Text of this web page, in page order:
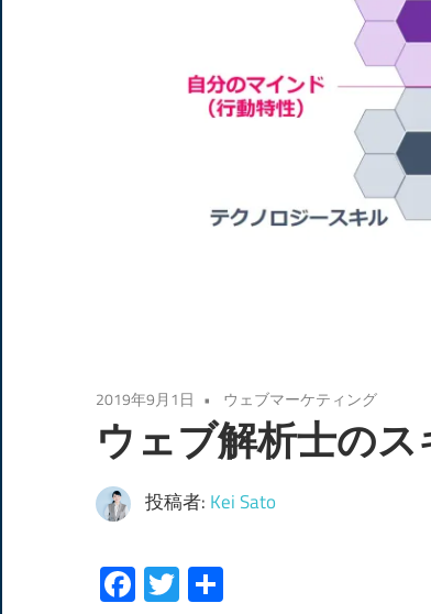
2019年9月1日 ウェブマーケティング
ウェブ解析士の
投稿者: Kei Sato
Facebook
Twitter